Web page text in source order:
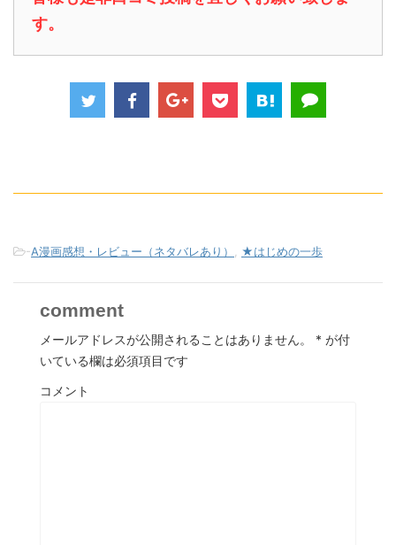
す。
-A漫画感想・レビュー（ネタバレあり） ★はじめの一歩
comment
メールアドレスが公開されることはありません。 * が付
いている欄は必須項目です
コメント